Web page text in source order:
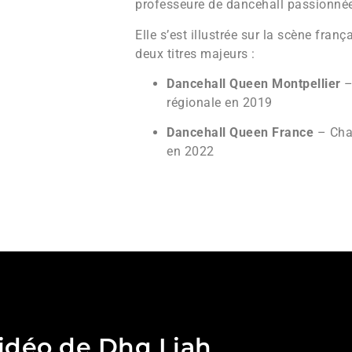
professeure de dancehall
Elle s’est illustrée sur la scène
deux titres majeurs :
Dancehall Queen Montpellier
régionale en 2019
Dancehall Queen France –
en 2022